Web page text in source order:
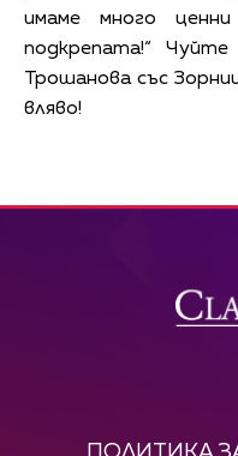
имаме много
подкрепата!“
Трошанова със
вляво!